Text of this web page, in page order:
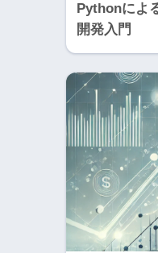
Pythonによ
開発入門